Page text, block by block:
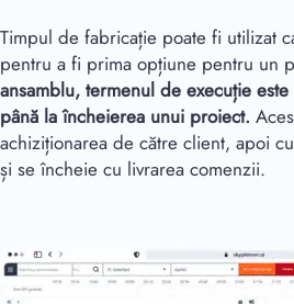
Timpul de fabricație poate fi utilizat
pentru a fi prima opțiune pentru un
ansamblu, termenul de execuție
până la încheierea unui proiect.
achiziționarea de către client, apoi
și se încheie cu livrarea comenzii.